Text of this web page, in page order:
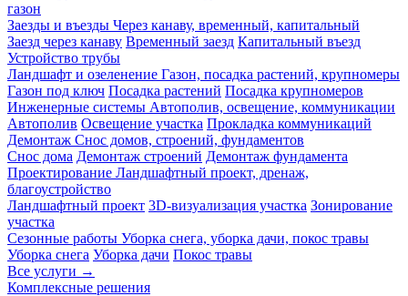
газон
Заезды и въезды Через канаву, временный, капитальный
Заезд через канаву Временный заезд Капитальный въезд
Устройство трубы
Ландшафт и озеленение Газон, посадка растений, крупномеры
Газон под ключ Посадка растений Посадка крупномеров
Инженерные системы Автополив, освещение, коммуникации
Автополив Освещение участка Прокладка коммуникаций
Демонтаж Снос домов, строений, фундаментов
Снос дома Демонтаж строений Демонтаж фундамента
Проектирование Ландшафтный проект, дренаж,
благоустройство
Ландшафтный проект 3D-визуализация участка Зонирование
участка
Сезонные работы Уборка снега, уборка дачи, покос травы
Уборка снега Уборка дачи Покос травы
Все услуги →
Комплексные решения